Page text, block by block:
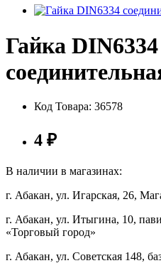
Строительные товары
Гайка DIN6334
Код Товара: 36578
4 ₽
В наличии в магазинах:
г. Абакан, ул. Игарская, 26,
г. Абакан, ул. Итыгина, 10,
«Торговый город»
г. Абакан, ул. Советская 148,